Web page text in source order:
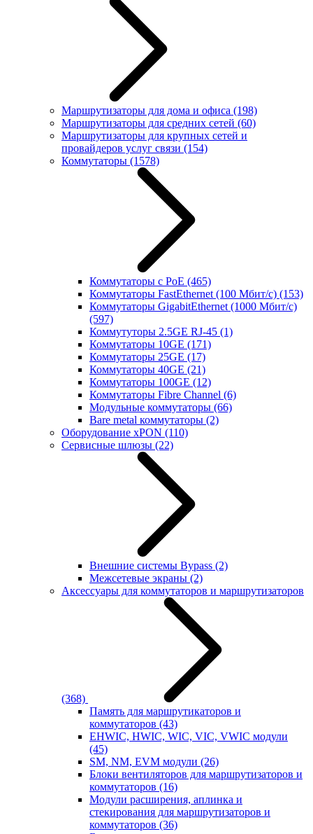
Маршрутизаторы для дома и офиса (198)
Маршрутизаторы для средних сетей (60)
Маршрутизаторы для крупных сетей и
провайдеров услуг связи (154)
Коммутаторы (1578)
Коммутаторы с PoE (465)
Коммутаторы FastEthernet (100 Мбит/с) (153)
Коммутаторы GigabitEthernet (1000 Мбит/с)
(597)
Коммутуторы 2.5GE RJ-45 (1)
Коммутаторы 10GE (171)
Коммутаторы 25GE (17)
Коммутаторы 40GE (21)
Коммутаторы 100GE (12)
Коммутаторы Fibre Channel (6)
Модульные коммутаторы (66)
Bare metal коммутаторы (2)
Оборудование xPON (110)
Сервисные шлюзы (22)
Внешние системы Bypass (2)
Межсетевые экраны (2)
Аксессуары для коммутаторов и маршрутизаторов
(368)
Память для маршрутикаторов и
коммутаторов (43)
EHWIC, HWIC, WIC, VIC, VWIC модули
(45)
SM, NM, EVM модули (26)
Блоки вентиляторов для маршрутизаторов и
коммутаторов (16)
Модули расширения, аплинка и
стекирования для маршрутизаторов и
коммутаторов (36)